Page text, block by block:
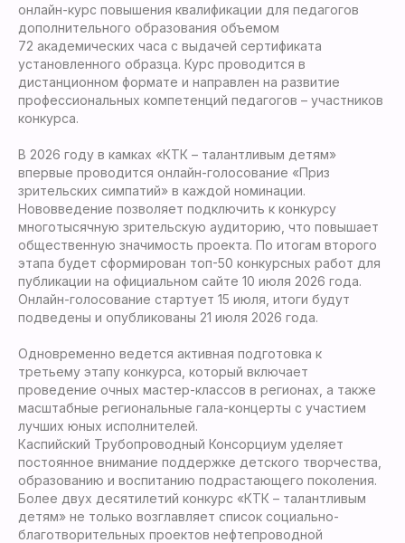
онлайн-курс повышения квалификации для педагогов
дополнительного образования объемом
72 академических часа с выдачей сертификата
установленного образца. Курс проводится в
дистанционном формате и направлен на развитие
профессиональных компетенций педагогов – участников
конкурса.
В 2026 году в камках «КТК – талантливым детям»
впервые проводится онлайн-голосование «Приз
зрительских симпатий» в каждой номинации.
Нововведение позволяет подключить к конкурсу
многотысячную зрительскую аудиторию, что повышает
общественную значимость проекта. По итогам второго
этапа будет сформирован топ-50 конкурсных работ для
публикации на официальном сайте 10 июля 2026 года.
Онлайн-голосование стартует 15 июля, итоги будут
подведены и опубликованы 21 июля 2026 года.
Одновременно ведется активная подготовка к
третьему этапу конкурса, который включает
проведение очных мастер-классов в регионах, а также
масштабные региональные гала-концерты с участием
лучших юных исполнителей.
Каспийский Трубопроводный Консорциум уделяет
постоянное внимание поддержке детского творчества,
образованию и воспитанию подрастающего поколения.
Более двух десятилетий конкурс «КТК – талантливым
детям» не только возглавляет список социально-
благотворительных проектов нефтепроводной